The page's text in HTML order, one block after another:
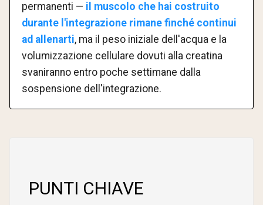
permanenti — il muscolo che hai costruito
durante l'integrazione rimane finché continui
ad allenarti, ma il peso iniziale dell'acqua e la
volumizzazione cellulare dovuti alla creatina
svaniranno entro poche settimane dalla
sospensione dell'integrazione.
PUNTI CHIAVE